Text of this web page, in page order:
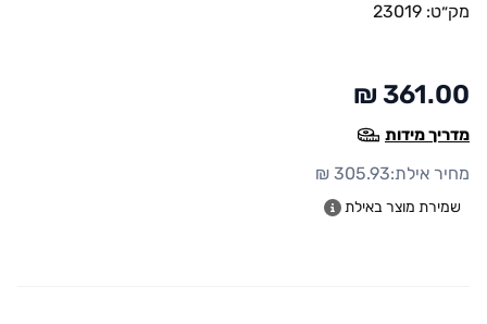
מק״ט: 23019
361.00 ₪
מדריך מידות
מחיר אילת:305.93 ₪
שמירת מוצר באילת